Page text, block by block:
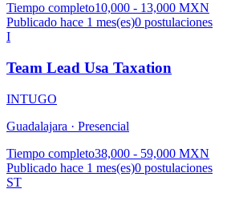
Tiempo completo10,000 - 13,000 MXN
Publicado hace 1 mes(es)0 postulaciones
I
Team Lead Usa Taxation
INTUGO
Guadalajara · Presencial
Tiempo completo38,000 - 59,000 MXN
Publicado hace 1 mes(es)0 postulaciones
ST